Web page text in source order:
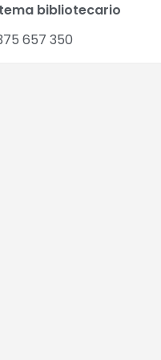
bibliotecario
657 350